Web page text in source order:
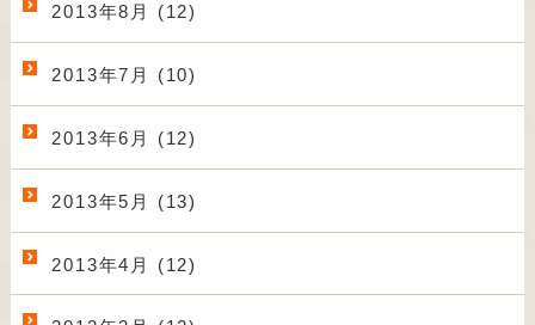
2013年8月 (12)
2013年7月 (10)
2013年6月 (12)
2013年5月 (13)
2013年4月 (12)